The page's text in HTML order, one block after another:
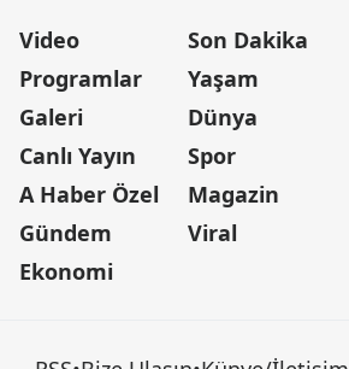
Video
Programlar
Galeri
Canlı Yayın
A Haber Özel
Gündem
Ekonomi
Son Dakika
Yaşam
Dünya
Spor
Magazin
Viral